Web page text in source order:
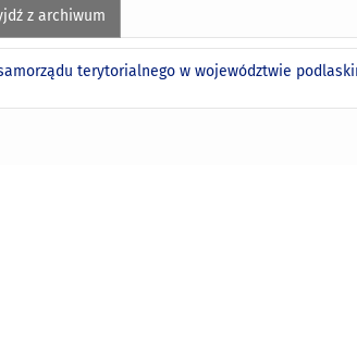
z archiwum
terytorialnego w województwie